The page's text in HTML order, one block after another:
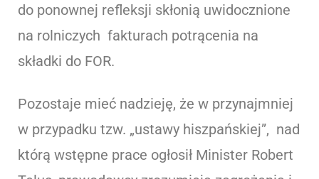
do ponownej refleksji skłonią uwidocznione
na rolniczych fakturach potrącenia na
składki do FOR.
Pozostaje mieć nadzieję, że w przynajmniej
w przypadku tzw. „ustawy hiszpańskiej”, nad
którą wstępne prace ogłosił Minister Robert